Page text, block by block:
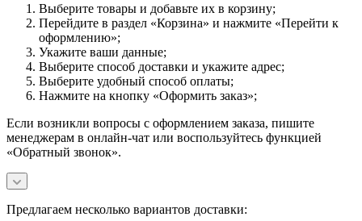
Выберите товары и добавьте их в корзину;
Перейдите в раздел «Корзина» и нажмите «Перейти к
оформлению»;
Укажите ваши данные;
Выберите способ доставки и укажите адрес;
Выберите удобный способ оплаты;
Нажмите на кнопку «Оформить заказ»;
Если возникли вопросы с оформлением заказа, пишите
менеджерам в онлайн-чат или воспользуйтесь функцией
«Обратный звонок».
Предлагаем несколько вариантов доставки: